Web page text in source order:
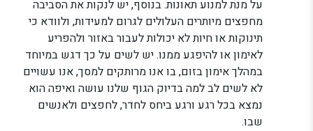
על מנת למנוע תאונות. בנוסף, יש לנקות את הסביבה
מחפצים מיותרים העלולים לגרום למעידות, ולוודא כי
תינוקות או חיות לא יכולות לעבור באזור ולהפריע
לאימון או להיפגע ממנו. יש לשים על כך דגש במיוחד
במהלך אימון בזום, בו אנו מרותקים למסך, אנו עשויים
לא לשים לב למה בדיוק הגוף שלנו עושה ואיפה הוא
נמצא בכל רגע ורגע ביחס לחדר, לחפצים ולאנשים
שבו.